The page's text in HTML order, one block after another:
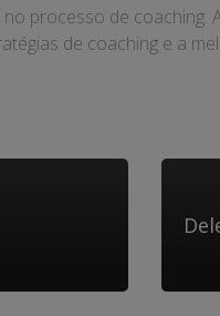
processo de
de coaching e a